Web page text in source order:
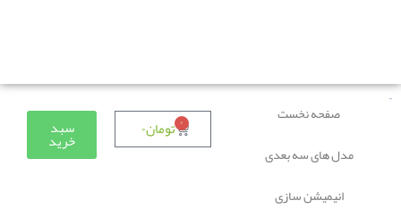
صفحه نخست
مدل های سه بعدی
انیمیشن سازی
تومان۰ ۰ سبد
خرید